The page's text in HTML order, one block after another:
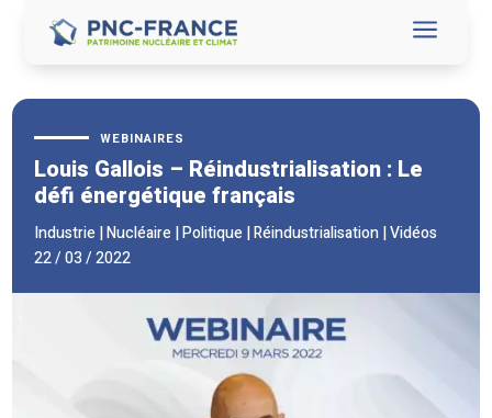
a
WEBINAIRES
Louis Gallois – Réindustrialisation : Le
défi énergétique français
Industrie|Nucléaire|Politique|Réindustrialisation|Vidéos
22 / 03 / 2022